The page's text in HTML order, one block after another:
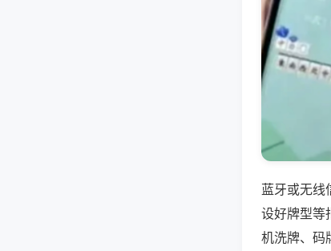
蓝牙或无线
设好牌型等
机洗牌、码